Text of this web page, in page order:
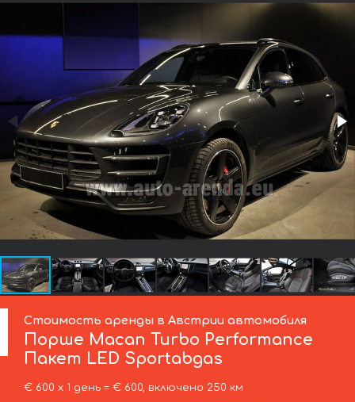
Стоимость аренды в Австрии автомобиля
Порше Macan Turbo Performance
Пакет LED Sportabgas
€ 600 х 1 день = € 600, включено 250 км